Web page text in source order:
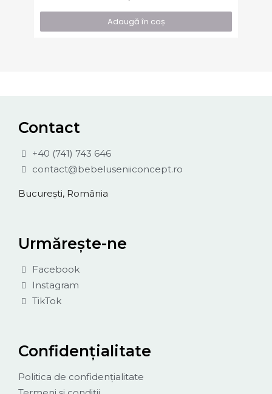
Adaugă în coș
Contact
+40 (741) 743 646
contact@bebeluseniiconcept.ro
București, România
Urmărește-ne
Facebook
Instagram
TikTok
Confidențialitate
Politica de confidențialitate